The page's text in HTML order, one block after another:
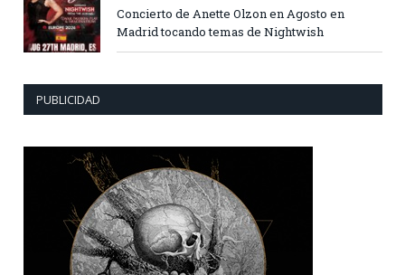
Concierto de Anette Olzon en Agosto en
Madrid tocando temas de Nightwish
PUBLICIDAD